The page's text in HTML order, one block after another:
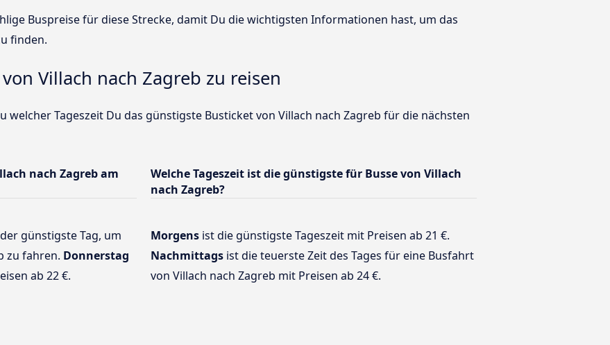
Buspreise für diese Strecke, damit Du die wichtigsten Informationen hast, um das
finden.
Villach nach Zagreb zu reisen
welcher Tageszeit Du das günstigste Busticket von Villach nach Zagreb für die nächsten
nach Zagreb am
der günstigste Tag, um
zu fahren. Donnerstag
ab 22 €.
Welche Tageszeit ist die günstigste für Busse von Villach
nach Zagreb?
Morgens ist die günstigste Tageszeit mit Preisen ab 21 €.
Nachmittags ist die teuerste Zeit des Tages für eine Busfahrt
von Villach nach Zagreb mit Preisen ab 24 €.